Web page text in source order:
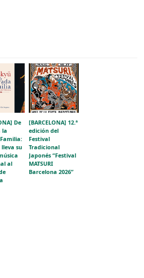
De
la
su
al
[BARCELONA] 12.ª
edición del
Festival
Tradicional
Japonés “Festival
MATSURI
Barcelona 2026”